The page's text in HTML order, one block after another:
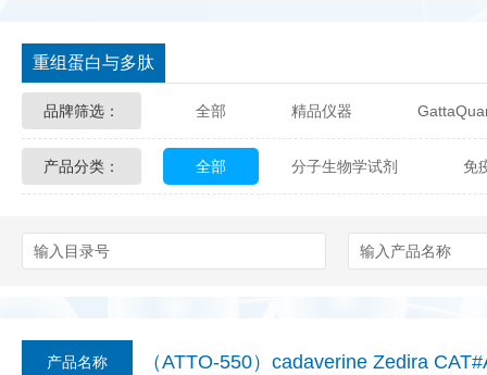
重组蛋白与多肽
品牌筛选： 全部 精品仪器
Glycon Biochem Sterlitech
产品分类： 全部 分子生物学试剂 免
产品名称 （ATTO-550）cadaverine Zedira